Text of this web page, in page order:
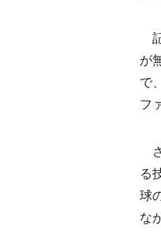
が
で
フ
る
球
な